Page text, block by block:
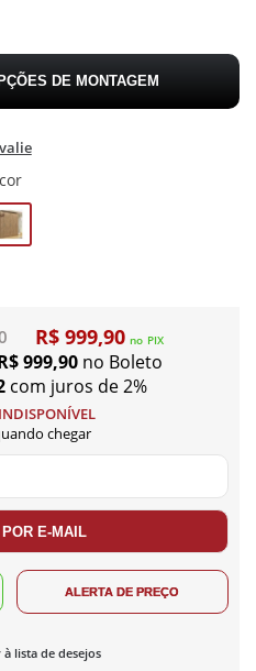
DE MONTAGEM
cor
R$ 999,90 no PIX
999,90 no Boleto
com juros de 2%
chegar
lista de desejos